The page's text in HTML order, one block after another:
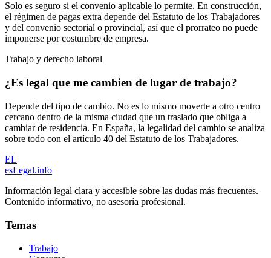
Solo es seguro si el convenio aplicable lo permite. En construcción,
el régimen de pagas extra depende del Estatuto de los Trabajadores
y del convenio sectorial o provincial, así que el prorrateo no puede
imponerse por costumbre de empresa.
Trabajo y derecho laboral
¿Es legal que me cambien de lugar de trabajo?
Depende del tipo de cambio. No es lo mismo moverte a otro centro
cercano dentro de la misma ciudad que un traslado que obliga a
cambiar de residencia. En España, la legalidad del cambio se analiza
sobre todo con el artículo 40 del Estatuto de los Trabajadores.
EL
esLegal.info
Información legal clara y accesible sobre las dudas más frecuentes.
Contenido informativo, no asesoría profesional.
Temas
Trabajo